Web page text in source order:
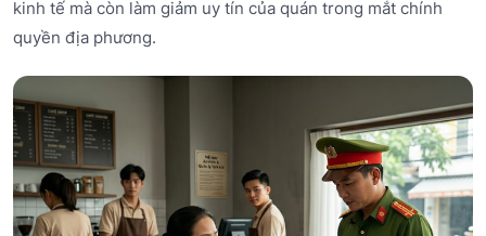
kinh tế mà còn làm giảm uy tín của quán trong mắt chính
quyền địa phương.